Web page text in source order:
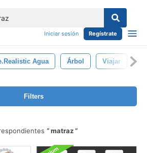
Iniciar sesión Regístrate
Agua Árbol Viajar
Filters
matraz